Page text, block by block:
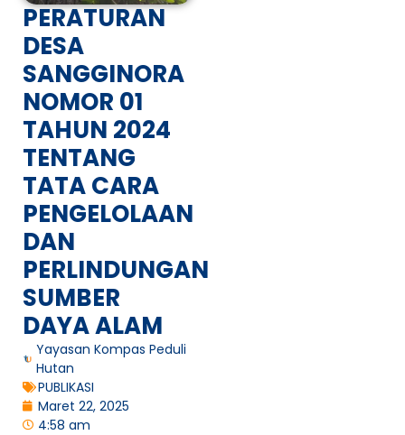
PERATURAN
DESA
SANGGINORA
NOMOR 01
TAHUN 2024
TENTANG
TATA CARA
PENGELOLAAN
DAN
PERLINDUNGAN
SUMBER
DAYA ALAM
Yayasan Kompas Peduli
Hutan
PUBLIKASI
Maret 22, 2025
4:58 am